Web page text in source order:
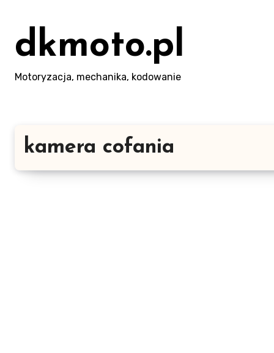
contentdkmoto.pl
Motoryzacja, mechanika, kodowanie
kamera cofania